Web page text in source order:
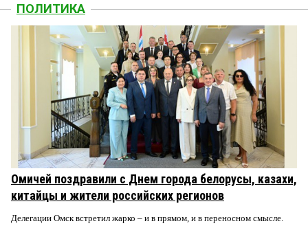
ПОЛИТИКА
Омичей поздравили с Днем города белорусы, казахи,
китайцы и жители российских регионов
Делегации Омск встретил жарко – и в прямом, и в переносном смысле.